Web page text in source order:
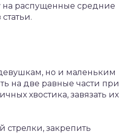
на распущенные средние
но и маленьким
на две равные части при
хвостика, завязать их
стрелки, закрепить